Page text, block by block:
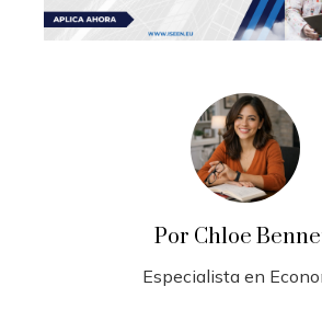
Por Chloe
Especialista en